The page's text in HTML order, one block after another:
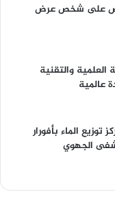
على شخص عرض
والتقنية
عالمية
توزيع الماء بأفورار
الجهوي